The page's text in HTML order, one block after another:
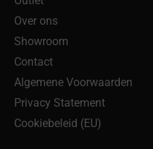
Over ons
Showroom
Contact
Algemene Voorwaarden
Privacy Statement
Cookiebeleid (EU)